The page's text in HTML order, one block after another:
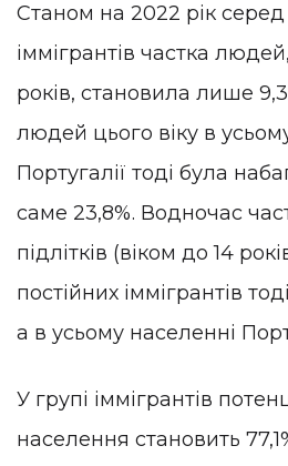
Станом на 2022 рік серед
іммігрантів частка
років, становила лише
людей цього віку в
Португалії тоді була
саме 23,8%. Водночас
підлітків (віком до 14
постійних іммігрантів
а в усьому населенні
У групі іммігрантів
населення становить